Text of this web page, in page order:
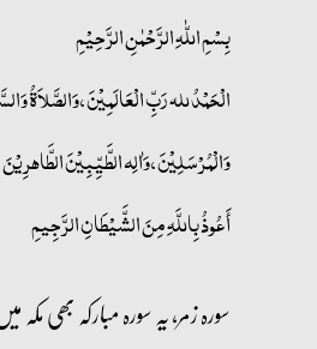
بِسْمِ اللّٰهِ الرَّحْمٰنِ الرَّحِيْمِ
الْحَمْدُ لله رَبِّ الْعَالَمِيْنَ، وَالصَّلاَةُ
وَالْمُرْسَلِيْنَ، وَاٰلِه الطَّیِّبِیْنَ الطَّاهرِیْنَ
أَعُوذُ بِاللَّهِ مِنَ الشَّيْطَانِ الرَّجِيمِ
سورہ زمر، یہ سورہ مبارکہ بھی